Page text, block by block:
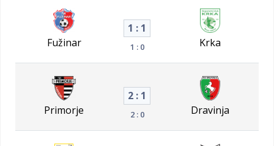
Fužinar
1 : 1
1 : 0 Krka
Primorje
2 : 1
2 : 0 Dravinja